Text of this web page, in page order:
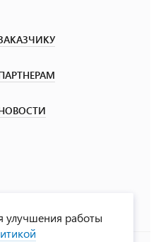
улучшения работы